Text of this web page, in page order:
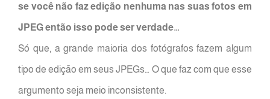
se você não faz edição nenhuma nas suas fotos em
JPEG então isso pode ser verdade…
Só que, a grande maioria dos fotógrafos fazem algum
tipo de edição em seus JPEGs… O que faz com que esse
argumento seja meio inconsistente.